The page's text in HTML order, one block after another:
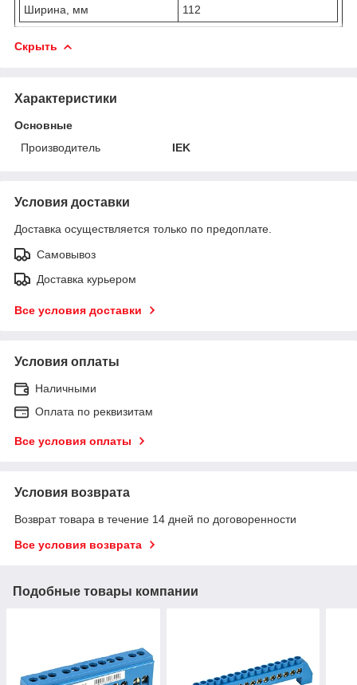
Ширина, мм
112
Скрыть
Характеристики
Основные
Производитель
IEK
Условия доставки
Доставка осуществляется только по предоплате.
Самовывоз
Доставка курьером
Все условия доставки
Условия оплаты
Наличными
Оплата по реквизитам
Все условия оплаты
Условия возврата
Возврат товара в течение 14 дней по договоренности
Все условия возврата
Подобные товары компании